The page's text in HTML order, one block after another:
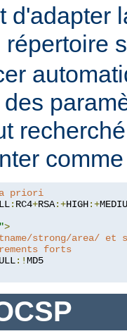
d'adapter
répertoire
priori
: RC4+RSA:+HIGH:+
>
strong/area/ et
forts
:!